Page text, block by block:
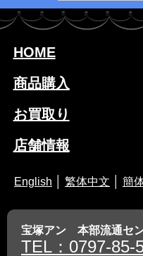
HOME
商品購入
お買取り
店舗情報
English 繁体中文 簡
宝塚アン 本部流通セ
TEL：0797-85-